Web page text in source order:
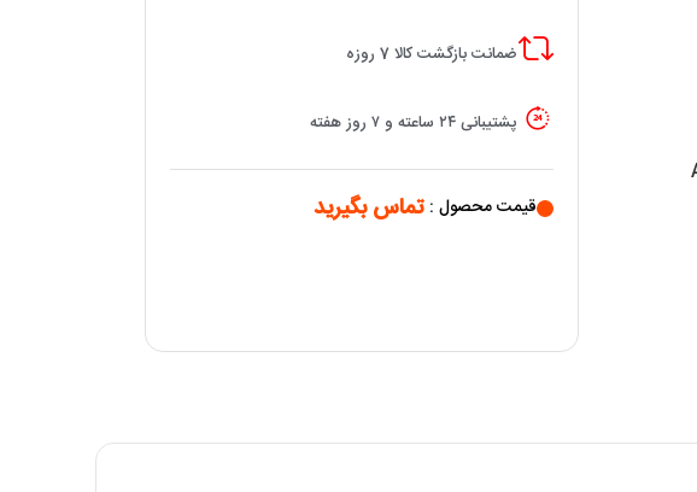
ضمانت بازگشت کالا 7 روزه
پشتیبانی ۲۴ ساعته و ۷ روز هفته
قیمت محصول : تماس بگیرید